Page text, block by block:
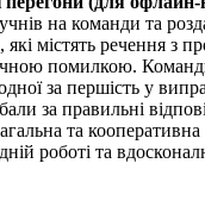
учнів на команди та
містять речення з
помилкою.
за першість у
за правильні
та кооперативна
роботі та